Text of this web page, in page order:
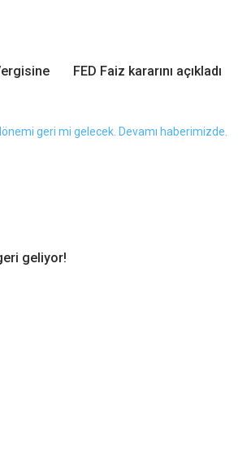
FED Faiz kararını açıkladı
geliyor!